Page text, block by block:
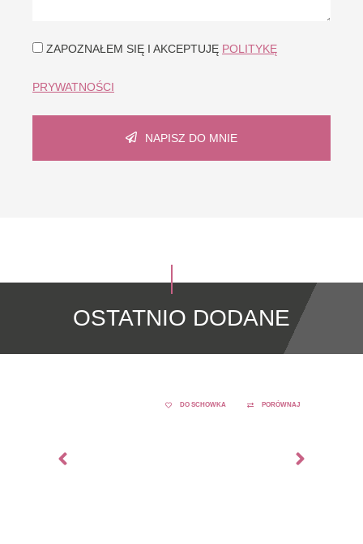
ZAPOZNAŁEM SIĘ I AKCEPTUJĘ POLITYKĘ
PRYWATNOŚCI
NAPISZ DO MNIE
OSTATNIO DODANE
DO SCHOWKA PORÓWNAJ